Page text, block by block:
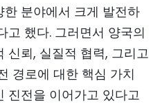
분야에서 크게 발전하
고 했다. 그러면서 양국의
신뢰, 실질적 협력, 그리고
경로에 대한 핵심 가치
진전을 이어가고 있다고